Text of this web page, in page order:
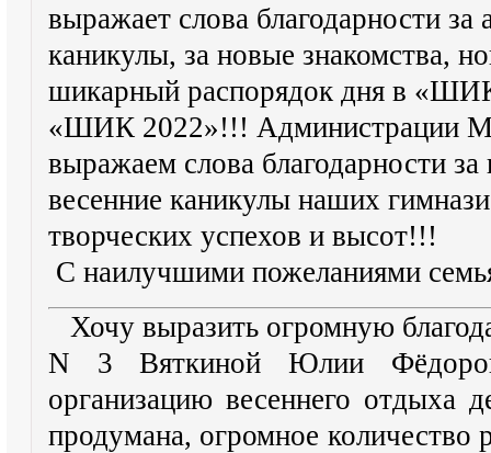
выражает слова благодарности за
каникулы, за новые знакомства,
шикарный распорядок дня в
«ШИК 2022»!!! Администрации
выражаем слова благодарности
весенние каникулы наших
творческих успехов и высот!!!
С наилучшими пожеланиями
Хочу выразить огромную
N 3 Вяткиной Юлии
организацию весеннего отдыха
продумана, огромное количество